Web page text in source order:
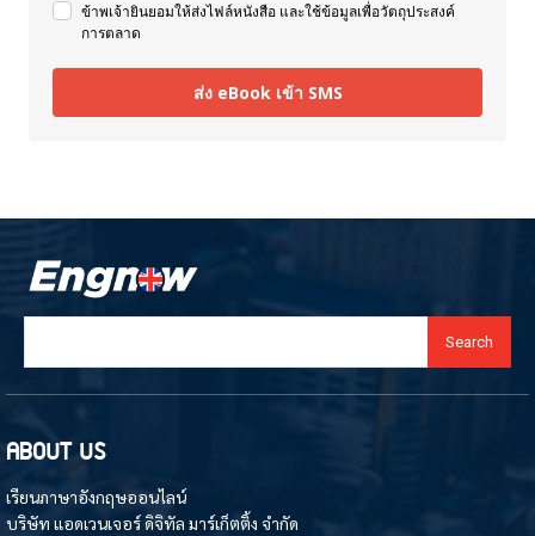
ข้าพเจ้ายินยอมให้ส่งไฟล์หนังสือ และใช้ข้อมูลเพื่อวัตถุประสงค์
การตลาด
ส่ง eBook เข้า SMS
Search
ABOUT US
เรียนภาษาอังกฤษออนไลน์
บริษัท แอดเวนเจอร์ ดิจิทัล มาร์เก็ตติ้ง จำกัด